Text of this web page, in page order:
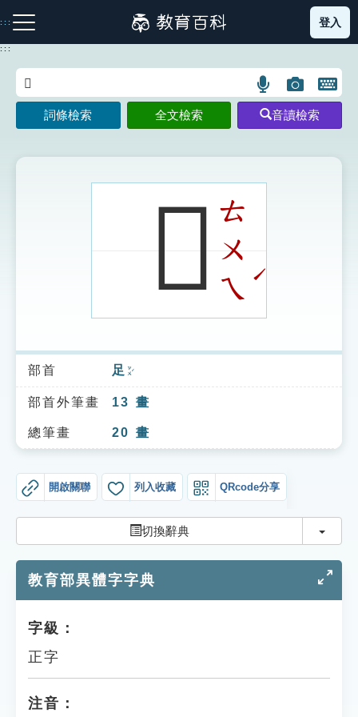
到
主
:::
注音索引圖示 筆畫索引圖示 部首索引表圖示
索引選單
知識索引
單字索引
貓頭鷹博士
登入
:::
語
言
搜
示
圖
片
搜
開
鍵
圖
詞條檢索 全文檢索 音讀檢索
𨆨ㄊ
ㄨ
ㄟ
ˊ
部首 足 ㄗㄨˊ
部首外筆畫 13 畫
總筆畫 20 畫
開啟關聯 列入收藏 QRcode分享
切換辭典 切換
教育部異體字字典
字級：
正字
注音：